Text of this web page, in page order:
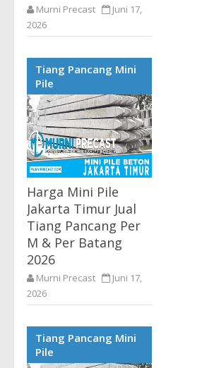
Murni Precast
Juni 17,
2026
Utara Terlengkap Supplier
Precast Tiang Pancang
Beton Terbaru 2026 Harga
Tiang Pancang Jakarta
Utara - Kami Murni...
Tiang Pancang Mini
Pile
Harga Mini Pile
Jakarta Timur Jual
Tiang Pancang Per
M & Per Batang
2026
Murni Precast
Juni 17,
2026
Timur Terlengkap Supplier
Precast Tiang Pancang
Beton Terbaru 2026 Harga
Tiang Pancang Mini
Pile